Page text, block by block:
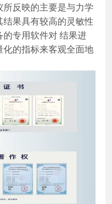
反映的主要是与力学
果具有较高的灵敏性
的专用软件对 结果进
的指标来客观全面地